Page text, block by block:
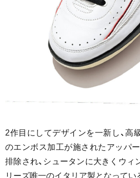
2作目にしてデザインを一新し、高
のエンボス加工が施されたアッパ
排除され、シュータンに大きくウィ
リーズ唯一のイタリア製となってい